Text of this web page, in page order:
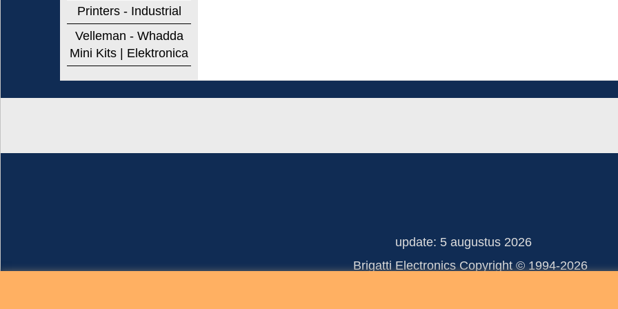
Printers - Industrial
Velleman - Whadda
Mini Kits | Elektronica
update: 5 augustus 2026
Brigatti Electronics Copyright ©